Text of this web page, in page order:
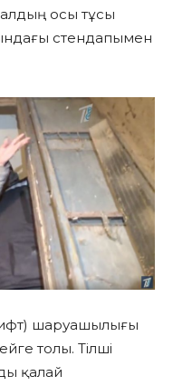
осы тұсы
стендапымен
шаруашылығы
толы. Тілші
қалай